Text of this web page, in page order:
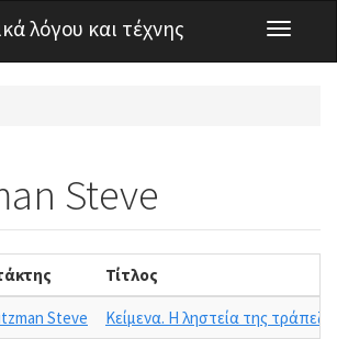
περιεχόμενο
λόγου και τέχνης
Toggle
Steve
Τίτλος
Steve Κείμενα. Η ληστεία της